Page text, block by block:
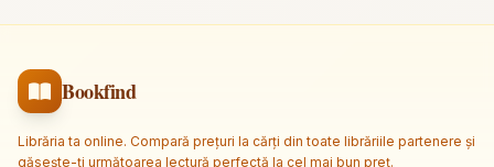
Bookfind
Librăria ta online. Compară prețuri la cărți din toate librăriile partenere și
găsește-ți următoarea lectură perfectă la cel mai bun preț.